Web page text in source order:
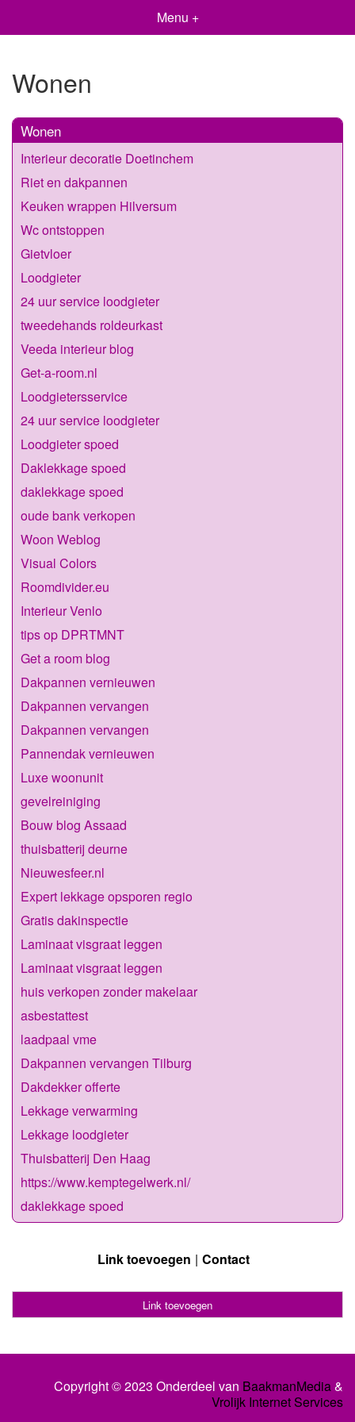
Menu +
Wonen
Wonen
Interieur decoratie Doetinchem
Riet en dakpannen
Keuken wrappen Hilversum
Wc ontstoppen
Gietvloer
Loodgieter
24 uur service loodgieter
tweedehands roldeurkast
Veeda interieur blog
Get-a-room.nl
Loodgietersservice
24 uur service loodgieter
Loodgieter spoed
Daklekkage spoed
daklekkage spoed
oude bank verkopen
Woon Weblog
Visual Colors
Roomdivider.eu
Interieur Venlo
tips op DPRTMNT
Get a room blog
Dakpannen vernieuwen
Dakpannen vervangen
Dakpannen vervangen
Pannendak vernieuwen
Luxe woonunit
gevelreiniging
Bouw blog Assaad
thuisbatterij deurne
Nieuwesfeer.nl
Expert lekkage opsporen regio
Gratis dakinspectie
Laminaat visgraat leggen
Laminaat visgraat leggen
huis verkopen zonder makelaar
asbestattest
laadpaal vme
Dakpannen vervangen Tilburg
Dakdekker offerte
Lekkage verwarming
Lekkage loodgieter
Thuisbatterij Den Haag
https://www.kemptegelwerk.nl/
daklekkage spoed
Link toevoegen Contact
Link toevoegen
Copyright © 2023 Onderdeel van BaakmanMedia&
Vrolijk Internet Services